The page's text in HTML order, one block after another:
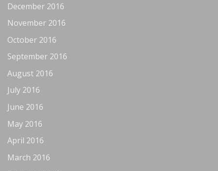
December 2016
November 2016
October 2016
September 2016
August 2016
July 2016
June 2016
May 2016
April 2016
March 2016